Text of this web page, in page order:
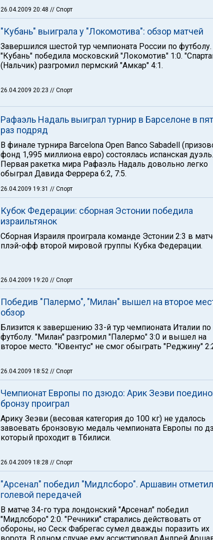
26.04.2009 20:48 // Спорт
"Кубань" выиграла у "Локомотива": обзор матчей
Завершился шестой тур чемпионата России по футболу.
"Кубань" победила московский "Локомотив" 1:0.
(Нальчик) разгромил пермский "Амкар" 4:1.
26.04.2009 20:23 // Спорт
Рафаэль Надаль выиграл турнир в Барселоне в
раз подряд
В финале турнира Barcelona Open Banco Sabadell
фонд 1,995 миллиона евро) состоялась испанская дуэль.
Первая ракетка мира Рафаэль Надаль довольно легко
обыграл Давида Феррера 6:2, 7:5.
26.04.2009 19:31 // Спорт
Кубок Федерации: сборная Эстонии победила
израильтянок
Сборная Израиля проиграла команде Эстонии 2:3 в
плэй-офф второй мировой группы Кубка Федерации.
26.04.2009 19:20 // Спорт
Победив "Палермо", "Милан" вышел на второе
обзор
Близится к завершению 33-й тур чемпионата Италии по
футболу. "Милан" разгромил "Палермо" 3:0 и вышел на
второе место. "Ювентус" не смог обыграть "Реджину"
26.04.2009 18:52 // Спорт
Чемпионат Европы по дзюдо: Арик Зеэви
бронзу проиграл
Арику Зеэви (весовая категория до 100 кг) не удалось
завоевать бронзовую медаль чемпионата Европы по
который проходит в Тбилиси.
26.04.2009 18:28 // Спорт
"Арсенал" победил "Мидлсборо". Аршавин
голевой передачей
В матче 34-го тура лондонский "Арсенал" победил
"Мидлсборо" 2:0. "Речники" старались действовать от
обороны, но Сеск Фабрегас сумел дважды поразить их